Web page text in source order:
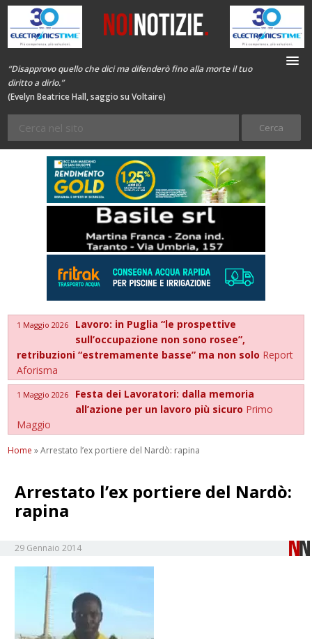
“Disapprovo quello che dici ma difenderò fino alla morte il tuo
diritto a dirlo.”
(Evelyn Beatrice Hall, saggio su Voltaire)
1 Maggio 2026
Lavoro: in Puglia “le prospettive
sull’occupazione non sono rosee”,
retribuzioni “estremamente basse” ma non solo Report
Aforisma
1 Maggio 2026
Festa dei Lavoratori: dalla memoria
all’azione per un lavoro più sicuro Primo
Maggio
Home »Arrestato l’ex portiere del Nardò: rapina
Arrestato l’ex portiere del Nardò:
rapina
29 Gennaio 2014